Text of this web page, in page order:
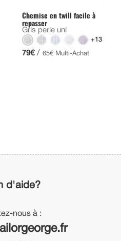
Chemise en twill facile à
repasser
Gris perle uni
+13
79€ / 65€ Multi-Achat
d'aide?
nous à :